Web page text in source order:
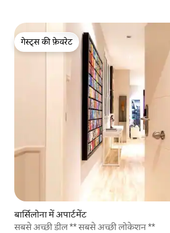
गेस्ट्स की फ़ेवरेट
गेस्ट्स की फ़ेवरेट
बार्सिलोना में अपार्टमेंट
सबसे अच्छी डील ** सबसे अच्छी लोकेशन **